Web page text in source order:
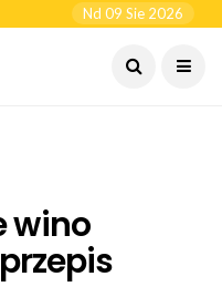
Nd 09 Sie 2026
wino